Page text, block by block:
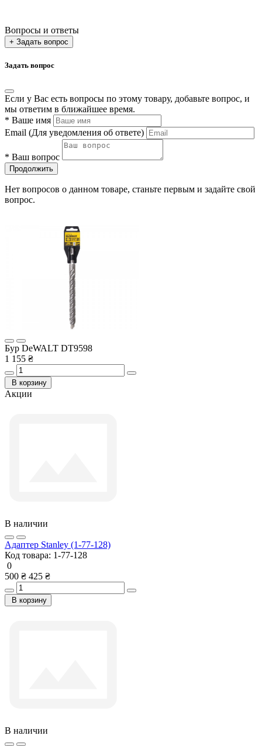
Вопросы и ответы
+ Задать вопрос
Задать вопрос
Если у Вас есть вопросы по этому товару, добавьте вопрос, и
мы ответим в ближайшее время.
* Ваше имя
Email (Для уведомления об ответе)
* Ваш вопрос
Продолжить
Нет вопросов о данном товаре, станьте первым и задайте свой
вопрос.
Бур DeWALT DT9598
1 155 ₴
В корзину
Акции
В наличии
Адаптер Stanley (1-77-128)
Код товара: 1-77-128
0
500 ₴ 425 ₴
В корзину
В наличии